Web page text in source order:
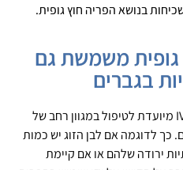
בנושא הפריה חוץ גופית.
משמשת גם
בגברים
: בהחלט כן. הפריה חוץ גופית-IVF מיועדת לטיפול במגוון רחב של
כך לדוגמה אם לבן הזוג יש כמות
ירודה שלהם או אם קיימת